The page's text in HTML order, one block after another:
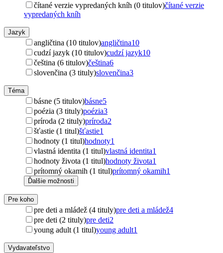
čítané verzie vypredaných kníh (0 titulov)čítané verzie
vypredaných kníh
Jazyk
angličtina (10 titulov)angličtina10
cudzí jazyk (10 titulov)cudzí jazyk10
čeština (6 titulov)čeština6
slovenčina (3 tituly)slovenčina3
Téma
básne (5 titulov)básne5
poézia (3 tituly)poézia3
príroda (2 tituly)príroda2
šťastie (1 titul)šťastie1
hodnoty (1 titul)hodnoty1
vlastná identita (1 titul)vlastná identita1
hodnoty života (1 titul)hodnoty života1
prítomný okamih (1 titul)prítomný okamih1
Ďalšie možnosti
Pre koho
pre deti a mládež (4 tituly)pre deti a mládež4
pre deti (2 tituly)pre deti2
young adult (1 titul)young adult1
Vydavateľstvo